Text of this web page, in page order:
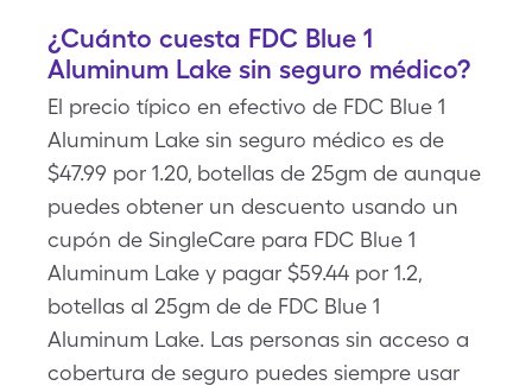
¿Cuánto cuesta FDC Blue 1
Aluminum Lake sin seguro médico?
El precio típico en efectivo de FDC Blue 1
Aluminum Lake sin seguro médico es de
$47.99 por 1.20, botellas de 25gm de aunque
puedes obtener un descuento usando un
cupón de SingleCare para FDC Blue 1
Aluminum Lake y pagar $59.44 por 1.2,
botellas al 25gm de de FDC Blue 1
Aluminum Lake. Las personas sin acceso a
cobertura de seguro puedes siempre usar